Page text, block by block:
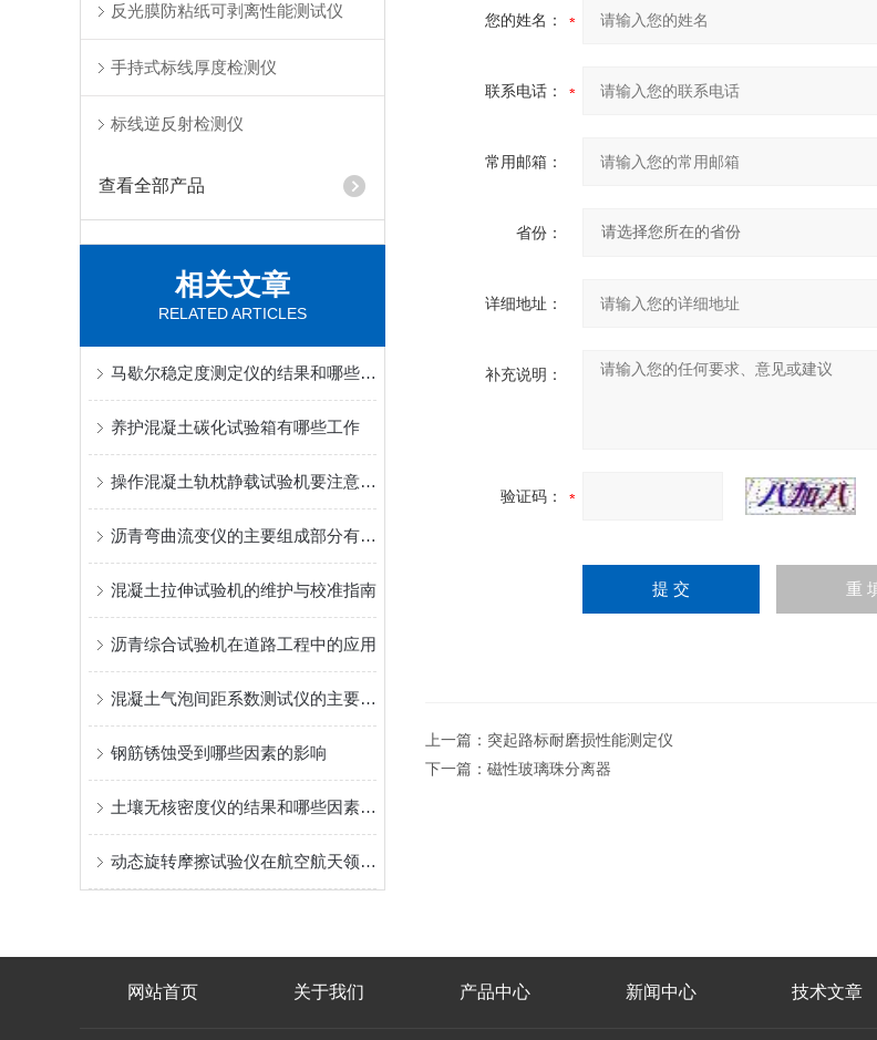
反光膜防粘纸可剥离性能测试仪
手持式标线厚度检测仪
标线逆反射检测仪
查看全部产品
相关文章
RELATED ARTICLES
马歇尔稳定度测定仪的结果和哪些方面有关
养护混凝土碳化试验箱有哪些工作
操作混凝土轨枕静载试验机要注意哪些细节
沥青弯曲流变仪的主要组成部分有哪些？
混凝土拉伸试验机的维护与校准指南
沥青综合试验机在道路工程中的应用
混凝土气泡间距系数测试仪的主要用途
钢筋锈蚀受到哪些因素的影响
土壤无核密度仪的结果和哪些因素有关
动态旋转摩擦试验仪在航空航天领域的应用
您的姓名：
联系电话：
常用邮箱：
省份：
详细地址：
补充说明：
验证码：
上一篇： 突起路标耐磨损性能测定仪
下一篇： 磁性玻璃珠分离器
网站首页 关于我们 产品中心 新闻中心 技术文章